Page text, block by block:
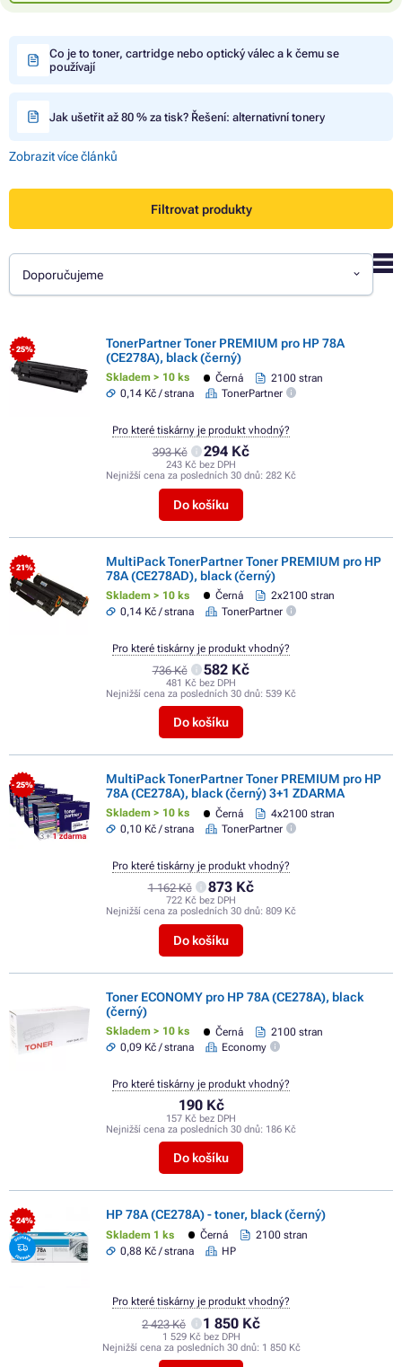
Co je to toner, cartridge nebo optický válec a k čemu se
používají
Jak ušetřit až 80 % za tisk? Řešení: alternativní tonery
Zobrazit více článků
Filtrovat produkty
Doporučujeme
- 25%
TonerPartner Toner PREMIUM pro HP 78A
(CE278A), black (černý)
Skladem > 10 ks Černá
2100 stran
0,14 Kč / strana
TonerPartner
393 Kč 294 Kč
243 Kč bez DPH
Nejnižší cena za posledních 30 dnů: 282 Kč
Do košíku
Pro které tiskárny je produkt vhodný?
- 21%
MultiPack TonerPartner Toner PREMIUM pro HP
78A (CE278AD), black (černý)
Skladem > 10 ks Černá
2x2100 stran
0,14 Kč / strana
TonerPartner
736 Kč 582 Kč
481 Kč bez DPH
Nejnižší cena za posledních 30 dnů: 539 Kč
Do košíku
Pro které tiskárny je produkt vhodný?
- 25%
MultiPack TonerPartner Toner PREMIUM pro HP
78A (CE278A), black (černý) 3+1 ZDARMA
Skladem > 10 ks Černá
4x2100 stran
0,10 Kč / strana
TonerPartner
1 162 Kč 873 Kč
722 Kč bez DPH
Nejnižší cena za posledních 30 dnů: 809 Kč
Do košíku
Pro které tiskárny je produkt vhodný?
Toner ECONOMY pro HP 78A (CE278A), black
(černý)
Skladem > 10 ks Černá
2100 stran
0,09 Kč / strana
Economy
190 Kč
157 Kč bez DPH
Nejnižší cena za posledních 30 dnů: 186 Kč
Do košíku
Pro které tiskárny je produkt vhodný?
- 24% HP 78A (CE278A) - toner, black (černý)
Skladem 1 ks Černá
2100 stran
0,88 Kč / strana
HP
2 423 Kč 1 850 Kč
1 529 Kč bez DPH
Nejnižší cena za posledních 30 dnů: 1 850 Kč
Pro které tiskárny je produkt vhodný?